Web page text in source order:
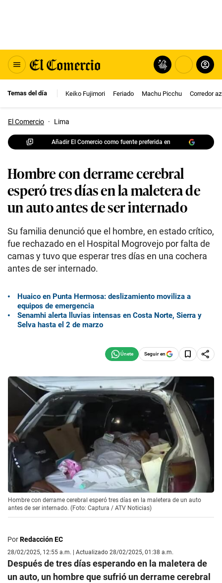
Temas del día Keiko Fujimori Feriado Machu Picchu Corredor
El Comercio · Lima
Añadir El Comercio como fuente preferida en
Hombre con derrame cerebral
esperó tres días en la maletera de
un auto antes de ser internado
Su familia denunció que el hombre, en estado crítico,
fue rechazado en el Hospital Mogrovejo por falta de
camas y tuvo que esperar tres días en una cochera
antes de ser internado.
Huaico en Punta Hermosa: deslizamiento moviliza a
equipos de emergencia
Senamhi alerta lluvias intensas en Costa Norte, Sierra y
Selva hasta el 2 de marzo
Seguir en
Hombre con derrame cerebral esperó tres días en la maletera de un auto
antes de ser internado. (Foto: Captura / ATV Noticias)
PorRedacción EC
28/02/2025, 12:55 a.m. | Actualizado 28/02/2025, 01:38 a.m.
Después de tres días esperando en la maletera de
un auto, un hombre que sufrió un derrame cerebral